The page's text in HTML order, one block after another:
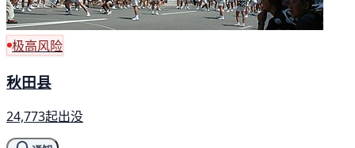
极高风险
秋田县
24,773起出没